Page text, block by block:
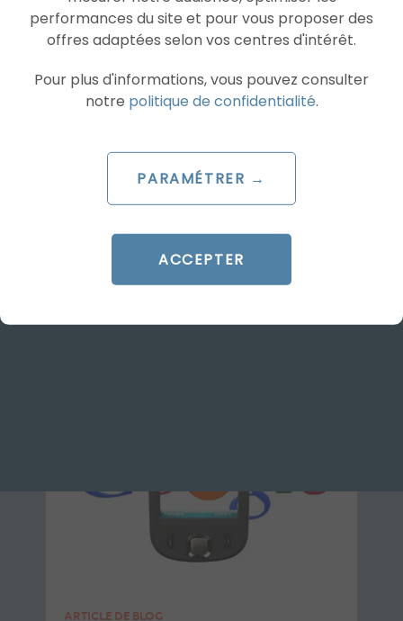
Google met en place un
comparateur de prix sur
Le 22 juillet 2015
Andrea
LIRE L'ARTICLE
ARTICLE DE BLOG
performances du site et pour vous proposer des
offres adaptées selon vos centres d'intérêt.
Pour plus d'informations, vous pouvez consulter
notre politique de confidentialité.
PARAMÉTRER →
ACCEPTER